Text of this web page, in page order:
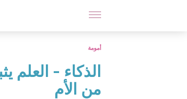
أمومة
الذكاء - العلم
من الأم